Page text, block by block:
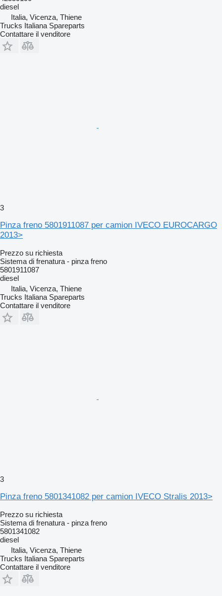
diesel
Italia, Vicenza, Thiene
Trucks Italiana Spareparts
Contattare il venditore
3
Pinza freno 5801911087 per camion IVECO EUROCARGO
2013>
Prezzo su richiesta
Sistema di frenatura - pinza freno
5801911087
diesel
Italia, Vicenza, Thiene
Trucks Italiana Spareparts
Contattare il venditore
3
Pinza freno 5801341082 per camion IVECO Stralis 2013>
Prezzo su richiesta
Sistema di frenatura - pinza freno
5801341082
diesel
Italia, Vicenza, Thiene
Trucks Italiana Spareparts
Contattare il venditore